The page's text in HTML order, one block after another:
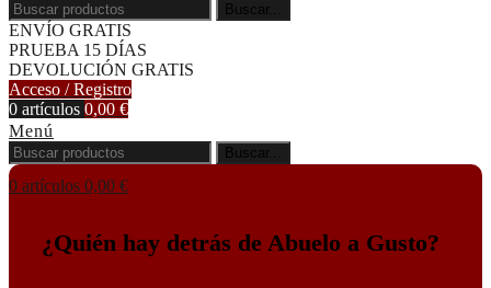
Buscar...
ENVÍO GRATIS
PRUEBA 15 DÍAS
DEVOLUCIÓN GRATIS
Acceso / Registro
0 artículos 0,00 €
Menú
Buscar...
0 artículos 0,00 €
¿Quién hay detrás de Abuelo a Gusto?